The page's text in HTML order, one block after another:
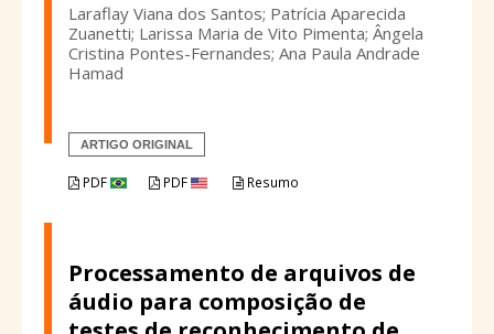
Laraflay Viana dos Santos; Patrícia Aparecida
Zuanetti; Larissa Maria de Vito Pimenta; Ângela
Cristina Pontes-Fernandes; Ana Paula Andrade
Hamad
ARTIGO ORIGINAL
PDF PDF Resumo
Processamento de arquivos de
áudio para composição de